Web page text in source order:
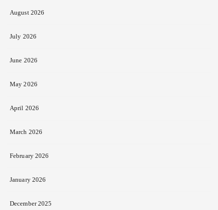
August 2026
July 2026
June 2026
May 2026
April 2026
March 2026
February 2026
January 2026
December 2025